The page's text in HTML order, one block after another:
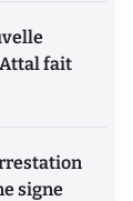
fait
signe